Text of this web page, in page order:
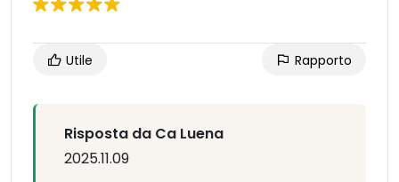
Utile Rapporto
Risposta da Ca Luena
2025.11.09